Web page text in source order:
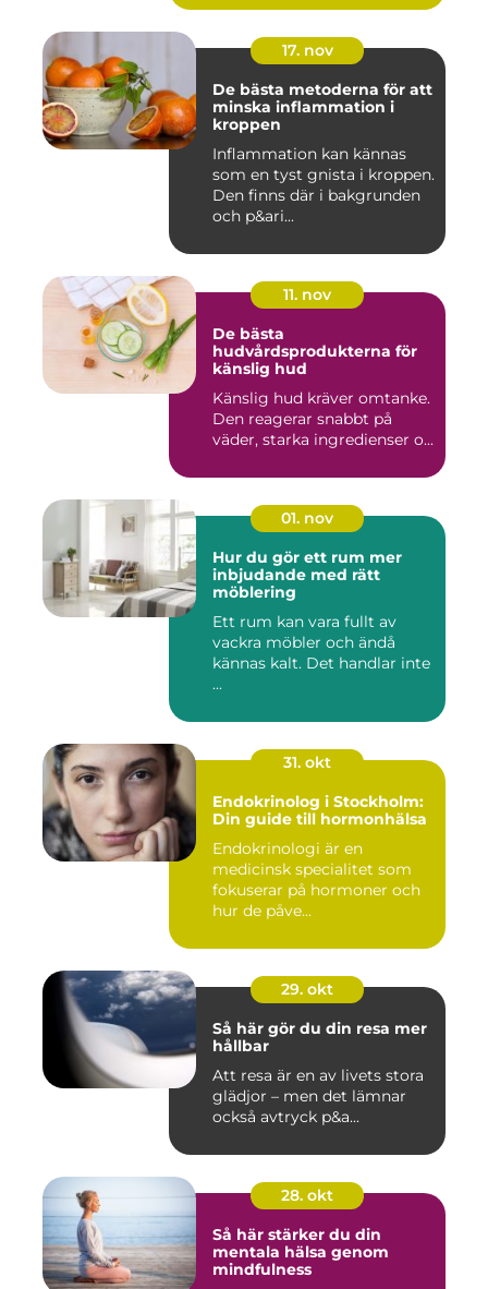
17. nov
De bästa metoderna för att
minska inflammation i
kroppen
Inflammation kan kännas
som en tyst gnista i kroppen.
Den finns där i bakgrunden
och p&ari...
11. nov
De bästa
hudvårdsprodukterna för
känslig hud
Känslig hud kräver omtanke.
Den reagerar snabbt på
väder, starka ingredienser o...
01. nov
Hur du gör ett rum mer
inbjudande med rätt
möblering
Ett rum kan vara fullt av
vackra möbler och ändå
kännas kalt. Det handlar inte
...
31. okt
Endokrinolog i Stockholm:
Din guide till hormonhälsa
Endokrinologi är en
medicinsk specialitet som
fokuserar på hormoner och
hur de påve...
29. okt
Så här gör du din resa mer
hållbar
Att resa är en av livets stora
glädjor – men det lämnar
också avtryck p&a...
28. okt
Så här stärker du din
mentala hälsa genom
mindfulness